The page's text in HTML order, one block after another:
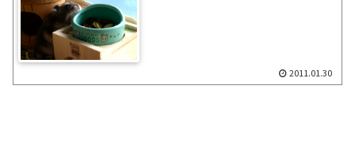
2011.01.30